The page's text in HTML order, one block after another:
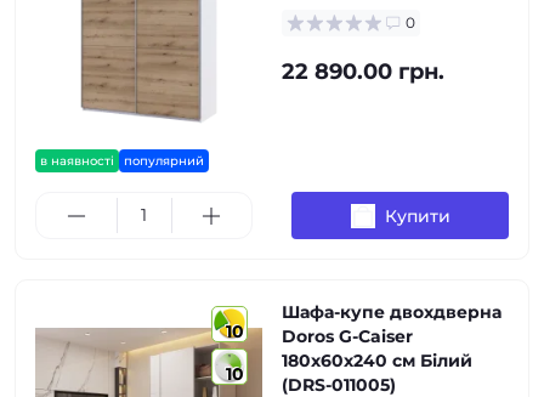
в наявності популярний
0
22 890.00 грн.
Купити
10
10
Шафа-купе двохдверна
Doros G-Caiser
180х60х240 см Білий
(DRS-011005)